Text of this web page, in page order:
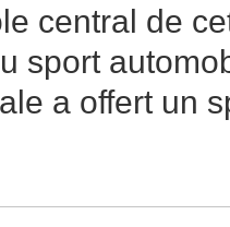
central de
sport
a offert un